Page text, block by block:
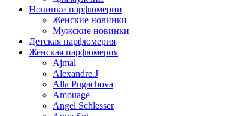
Новинки парфюмерии
Женские новинки
Мужские новинки
Детская парфюмерия
Женская парфюмерия
Ajmal
Alexandre.J
Alla Pugachova
Amouage
Angel Schlesser